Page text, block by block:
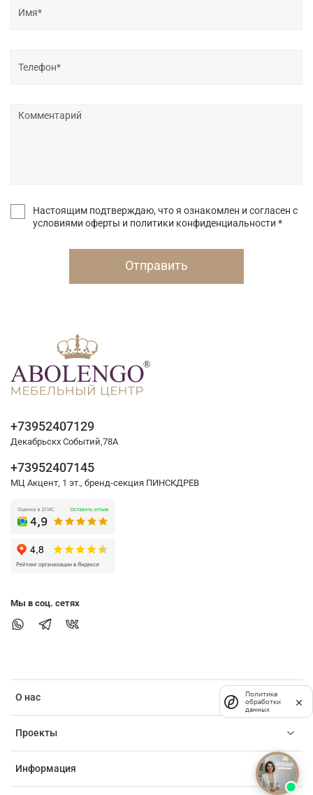
Настоящим подтверждаю, что я ознакомлен и согласен с
условиями оферты и политики конфиденциальности *
Отправить
О нас
Проекты
Информация
+73952407129
Декабрьскх Событий,78А
+73952407145
МЦ Акцент, 1 эт., бренд-секция ПИНСКДРЕВ
Мы в соц. сетях
Политика
обработки
данных